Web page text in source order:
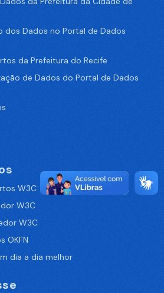
dos Dados no Portal de Dados
da Prefeitura do Recife
de Dados do Portal de Dados
W3C
W3C
W3C
OKFN
dia a dia melhor